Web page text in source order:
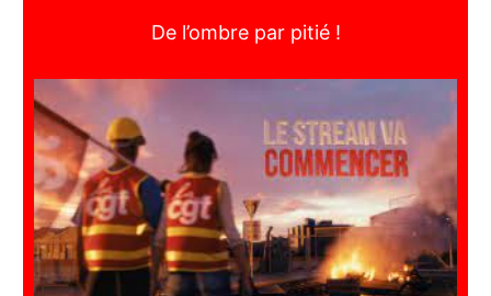
De l’ombre par pitié !